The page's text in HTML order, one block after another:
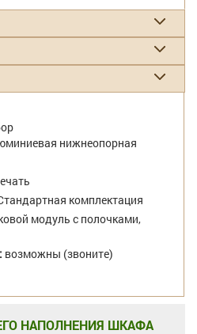
нижнеопорная
комплектация
модуль с полочками,
возможны (звоните)
НАПОЛНЕНИЯ ШКАФА